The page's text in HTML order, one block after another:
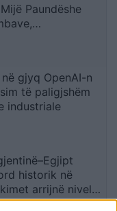
Paundëshe
gjyq OpenAI-n
të paligjshëm
industriale
historik në
arrijnë nivele